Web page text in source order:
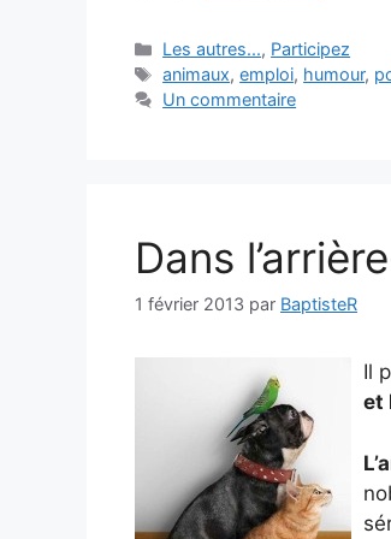
Catégories
Les autres..., Participez
Étiquettes
animaux,emploi, humour,
Un commentaire
Dans
1 février 2013 par BaptisteR
Il
et